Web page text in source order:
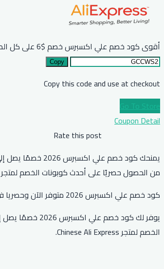
أقوى كود خصم علي اكسبرس خصم $6 على كل الطلبات فوق $39 او مايعادلها بعملة بلدك
Copy
Copy this code and use at checkout
Go To Store
Coupon Detail
Rate this post
من الحصول حصريًا على أحدث كوبونات الخصم لمتجر Chinese Ali Express.
كود خصم علي اكسبرس 2026 متوفر الآن وحصريا في المملكة العربية السعودية والإمارات ومصر وجميع الدول العربية. انسخ كوبون علي اكسبرس واحصل على أقوى خصم فوري على جميع المنتجات.
الخصم لمتجر Chinese Ali Express.